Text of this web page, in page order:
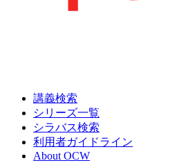
講義検索
シリーズ一覧
シラバス検索
利用者ガイドライン
About OCW